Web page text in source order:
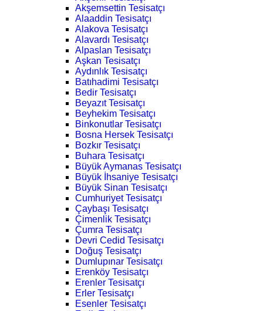
Akşemsettin Tesisatçı
Alaaddin Tesisatçı
Alakova Tesisatçı
Alavardı Tesisatçı
Alpaslan Tesisatçı
Aşkan Tesisatçı
Aydınlık Tesisatçı
Batıhadimi Tesisatçı
Bedir Tesisatçı
Beyazıt Tesisatçı
Beyhekim Tesisatçı
Binkonutlar Tesisatçı
Bosna Hersek Tesisatçı
Bozkır Tesisatçı
Buhara Tesisatçı
Büyük Aymanas Tesisatçı
Büyük İhsaniye Tesisatçı
Büyük Sinan Tesisatçı
Cumhuriyet Tesisatçı
Çaybaşı Tesisatçı
Çimenlik Tesisatçı
Çumra Tesisatçı
Devri Cedid Tesisatçı
Doğuş Tesisatçı
Dumlupınar Tesisatçı
Erenköy Tesisatçı
Erenler Tesisatçı
Erler Tesisatçı
Esenler Tesisatçı